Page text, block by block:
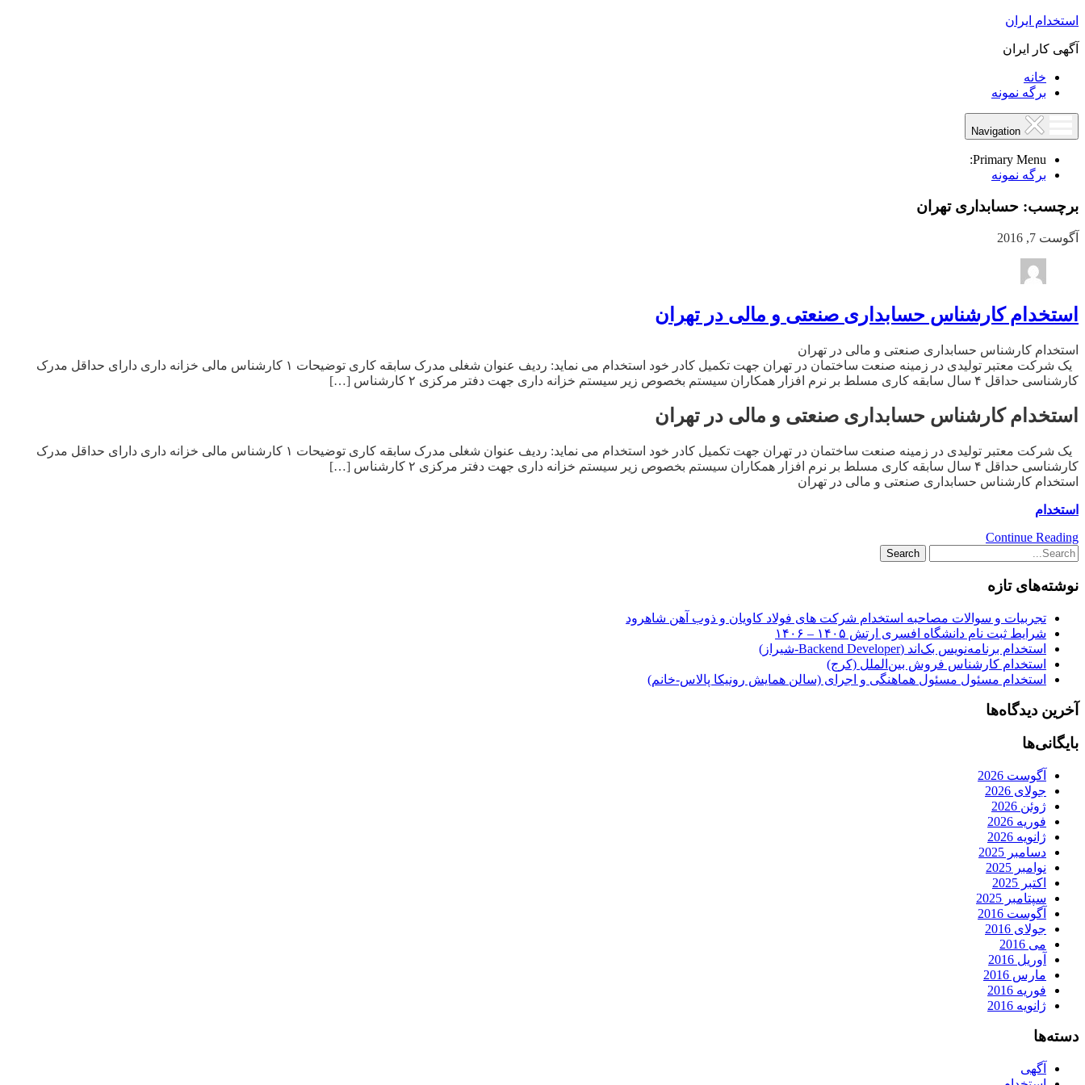
استخدام ایران
آگهی کار ایران
خانه
برگه نمونه
Primary Menu:
برگه نمونه
برچسب: حسابداری تهران
آگوست 7, 2016
استخدام کارشناس حسابداری صنعتی و مالی در تهران
استخدام کارشناس حسابداری صنعتی و مالی در تهران
یک شرکت معتبر تولیدی در زمینه صنعت ساختمان در تهران جهت تکمیل کادر خود استخدام می نماید: ردیف عنوان شغلی مدرک سابقه کاری توضیحات ۱ کارشناس مالی خزانه داری دارای حداقل مدرک
کارشناسی حداقل ۴ سال سابقه کاری مسلط بر نرم افزار همکاران سیستم بخصوص زیر سیستم خزانه داری جهت دفتر مرکزی ۲ کارشناس […]
استخدام کارشناس حسابداری صنعتی و مالی در تهران
یک شرکت معتبر تولیدی در زمینه صنعت ساختمان در تهران جهت تکمیل کادر خود استخدام می نماید: ردیف عنوان شغلی مدرک سابقه کاری توضیحات ۱ کارشناس مالی خزانه داری دارای حداقل مدرک
کارشناسی حداقل ۴ سال سابقه کاری مسلط بر نرم افزار همکاران سیستم بخصوص زیر سیستم خزانه داری جهت دفتر مرکزی ۲ کارشناس […]
استخدام کارشناس حسابداری صنعتی و مالی در تهران
استخدام
Continue Reading
نوشته‌های تازه
تجربیات و سوالات مصاحبه استخدام شرکت های فولاد کاویان و ذوب آهن شاهرود
شرایط ثبت نام دانشگاه افسری ارتش ۱۴۰۵ – ۱۴۰۶
استخدام برنامه‌نویس بک‌اند (Backend Developer-شیراز)
استخدام کارشناس فروش بین‌الملل (کرج)
استخدام مسئول مسئول هماهنگی و اجرای (سالن همایش رونیکا پالاس-خانم)
آخرین دیدگاه‌ها
بایگانی‌ها
آگوست 2026
جولای 2026
ژوئن 2026
فوریه 2026
ژانویه 2026
دسامبر 2025
نوامبر 2025
اکتبر 2025
سپتامبر 2025
آگوست 2016
جولای 2016
می 2016
آوریل 2016
مارس 2016
فوریه 2016
ژانویه 2016
دسته‌ها
آگهی